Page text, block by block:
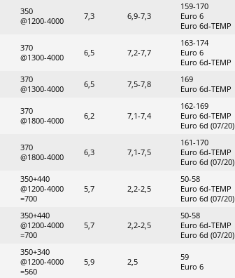
350
@1200-4000
7,3 6,9-7,3
159-170
Euro 6
Euro 6d-TEMP
370
@1300-4000
6,5 7,2-7,7
163-174
Euro 6
Euro 6d-TEMP
370
@1300-4000
6,5 7,5-7,8
169
Euro 6d-TEMP
370
@1800-4000
6,2 7,1-7,4
162-169
Euro 6d-TEMP
Euro 6d (07/20)
370
@1800-4000
6,3 7,1-7,5
161-170
Euro 6d-TEMP
Euro 6d (07/20)
350+440
@1200-4000
=700
5,7 2,2-2,5
50-58
Euro 6d-TEMP
Euro 6d (07/20)
350+440
@1200-4000
=700
5,7 2,2-2,5
50-58
Euro 6d-TEMP
Euro 6d (07/20)
350+340
@1200-4000
=560
5,9 2,5
59
Euro 6